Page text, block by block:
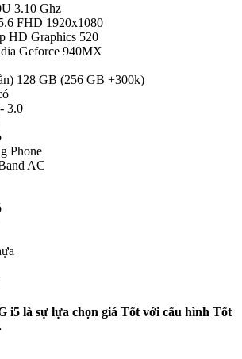
3.10 Ghz
FHD 1920x1080
HD Graphics 520
Geforce 940MX
128 GB (256 GB +300k)
3.0
Phone
AC
i5 là sự lựa chọn giá Tốt với cấu hình Tốt